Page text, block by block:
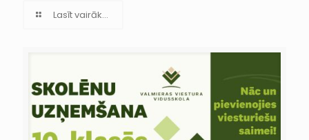
Lasīt vairāk...